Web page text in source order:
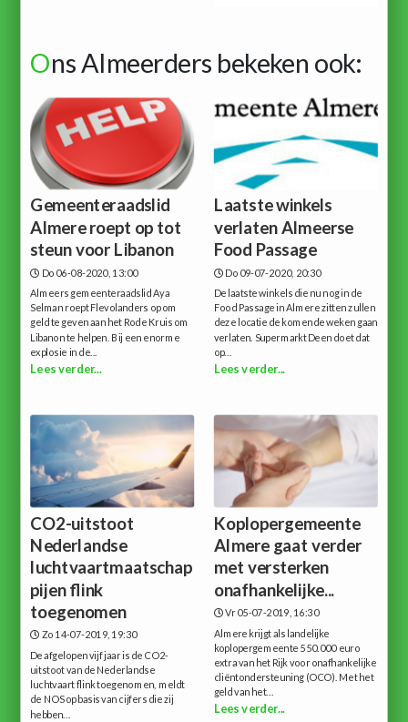
Ons Almeerders bekeken ook:
Gemeenteraadslid
Almere roept op tot
steun voor Libanon
Do 06-08-2020, 13:00
Almeers gemeenteraadslid Aya
Selman roept Flevolanders op om
geld te geven aan het Rode Kruis om
Libanon te helpen. Bij een enorme
explosie in de...
Lees verder...
Laatste winkels
verlaten Almeerse
Food Passage
Do 09-07-2020, 20:30
De laatste winkels die nu nog in de
Food Passage in Almere zitten zullen
deze locatie de komende weken gaan
verlaten. Supermarkt Deen doet dat
op...
Lees verder...
CO2-uitstoot
Nederlandse
luchtvaartmaatschap
pijen flink
toegenomen
Zo 14-07-2019, 19:30
De afgelopen vijf jaar is de CO2-
uitstoot van de Nederlandse
luchtvaart flink toegenomen, meldt
de NOS op basis van cijfers die zij
hebben...
Koplopergemeente
Almere gaat verder
met versterken
onafhankelijke...
Vr 05-07-2019, 16:30
Almere krijgt als landelijke
koplopergemeente 550.000 euro
extra van het Rijk voor onafhankelijke
cliëntondersteuning (OCO). Met het
geld van het...
Lees verder...